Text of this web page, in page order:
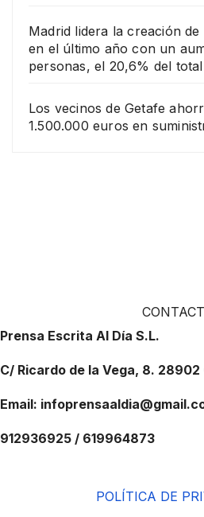
Madrid lidera la creación
en el último año con un
personas, el 20,6% del total
Los vecinos de Getafe
1.500.000 euros en
Prensa Escrita Al Día S.L.
C/ Ricardo de la Vega, 8.
Email:
912936925 / 619964873
POLÍTICA DE